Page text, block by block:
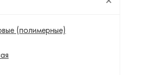
(полимерные)